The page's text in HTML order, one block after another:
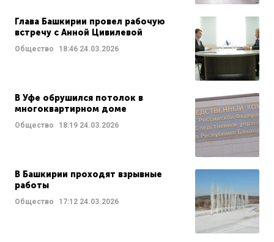
Глава Башкирии провел рабочую
встречу с Анной Цивилевой
Общество 18:46 24.03.2026
В Уфе обрушился потолок в
многоквартирном доме
Общество 18:19 24.03.2026
В Башкирии проходят взрывные
работы
Общество 17:12 24.03.2026